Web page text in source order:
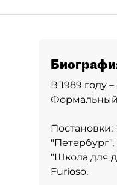
В 1989 году
Формальный
Постановки:
"Школа для
Furioso.